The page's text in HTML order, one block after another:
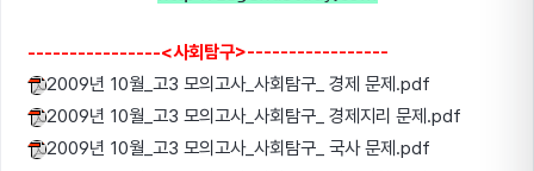
----------------<사회탐구>-----------------
2009년 10월_고3 모의고사_사회탐구_ 경제 문제.pdf
2009년 10월_고3 모의고사_사회탐구_ 경제지리 문제.pdf
2009년 10월_고3 모의고사_사회탐구_ 국사 문제.pdf